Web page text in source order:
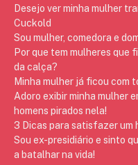
Desejo ver minha mulher
Cuckold
Sou mulher, comedora e
Por que tem mulheres que
da calça?
Minha mulher já ficou com
Adoro exibir minha mulher
homens pirados nela!
3 Dicas para satisfazer um
Sou ex-presidiário e sinto
a batalhar na vida!